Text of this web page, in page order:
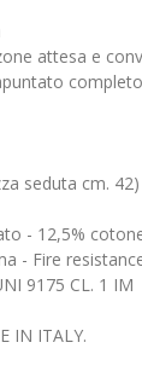
attesa e
seduta cm. 42)
- 12,5%
- Fire
9175 CL. 1 IM
IN ITALY.